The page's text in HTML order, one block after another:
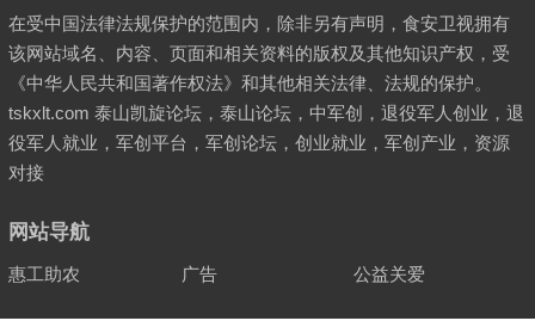
在受中国法律法规保护的范围内，除非另有声明，食安卫视拥有
该网站域名、内容、页面和相关资料的版权及其他知识产权，受
《中华人民共和国著作权法》和其他相关法律、法规的保护。
tskxlt.com 泰山凯旋论坛，泰山论坛，中军创，退役军人创业，退
役军人就业，军创平台，军创论坛，创业就业，军创产业，资源
对接
网站导航
惠工助农 广告 公益关爱